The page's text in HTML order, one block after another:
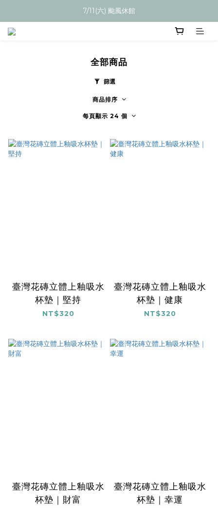
7/11(六) 颱風休館
全部商品
篩選
商品排序
每頁顯示 24 個
臺灣花磚立體上釉吸水
杯墊｜堅持
NT$320
臺灣花磚立體上釉吸水
杯墊｜健康
NT$320
臺灣花磚立體上釉吸水
杯墊｜財富
臺灣花磚立體上釉吸水
杯墊｜幸運